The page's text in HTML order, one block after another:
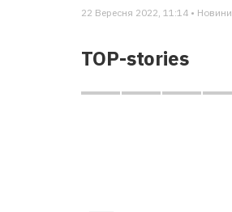
22 Вересня 2022, 11:14 • Новини
TOP-stories